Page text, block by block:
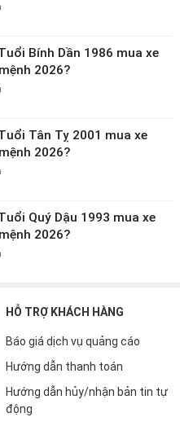
Bính Dần 1986 mua xe
2026?
Tân Tỵ 2001 mua xe
2026?
Quý Dậu 1993 mua xe
2026?
HỖ TRỢ KHÁCH HÀNG
Báo giá dịch vụ quảng cáo
Hướng dẫn thanh toán
Hướng dẫn hủy/nhận bản tin tự
động